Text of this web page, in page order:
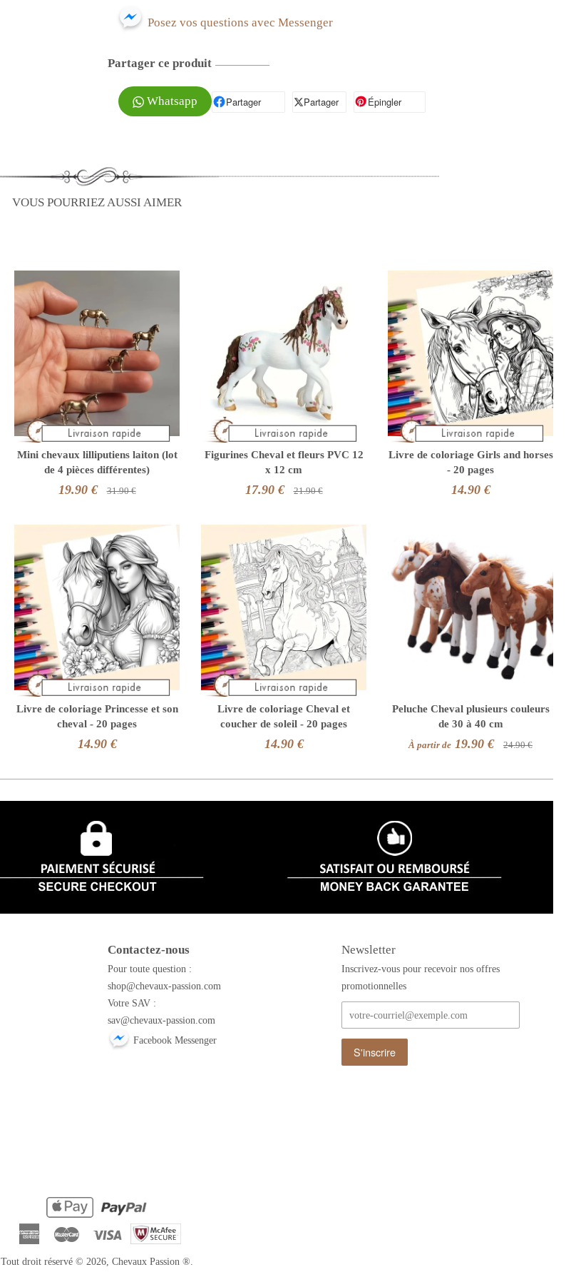
Posez vos questions avec Messenger
Partager ce produit
Whatsapp PartagerPartager sur Facebook
Partager
Partager sur XÉpinglerÉpingler sur Pinterest
VOUS POURRIEZ AUSSI AIMER
Mini chevaux lilliputiens laiton (lot
de 4 pièces différentes)
19.90 € 31.90 €
Figurines Cheval et fleurs PVC 12
x 12 cm
17.90 € 21.90 €
Livre de coloriage Girls and horses
- 20 pages
14.90 €
Livre de coloriage Princesse et son
cheval - 20 pages
14.90 €
Livre de coloriage Cheval et
coucher de soleil - 20 pages
14.90 €
Peluche Cheval plusieurs couleurs
de 30 à 40 cm
À partir de 19.90 € 24.90 €
Contactez-nous
Pour toute question :
shop@chevaux-passion.com
Votre SAV :
sav@chevaux-passion.com
Facebook Messenger
Newsletter
Inscrivez-vous pour recevoir nos offres
promotionnelles
American Master Visa
Tout droit réservé © 2026, Chevaux Passion ®.